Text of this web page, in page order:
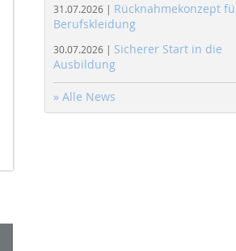
31.07.2026 | Rücknahmekonzept
Berufskleidung
30.07.2026 | Sicherer Start in die
Ausbildung
» Alle News